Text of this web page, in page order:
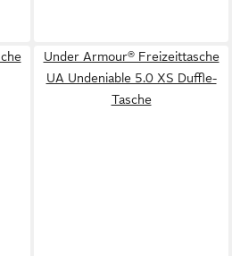
Under Armour® Freizeittasche
UA Undeniable 5.0 XS Duffle-
Tasche